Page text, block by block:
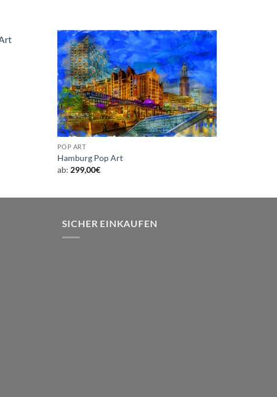
POP ART
Hamburg Pop Art
ab: 299,00€
SICHER EINKAUFEN